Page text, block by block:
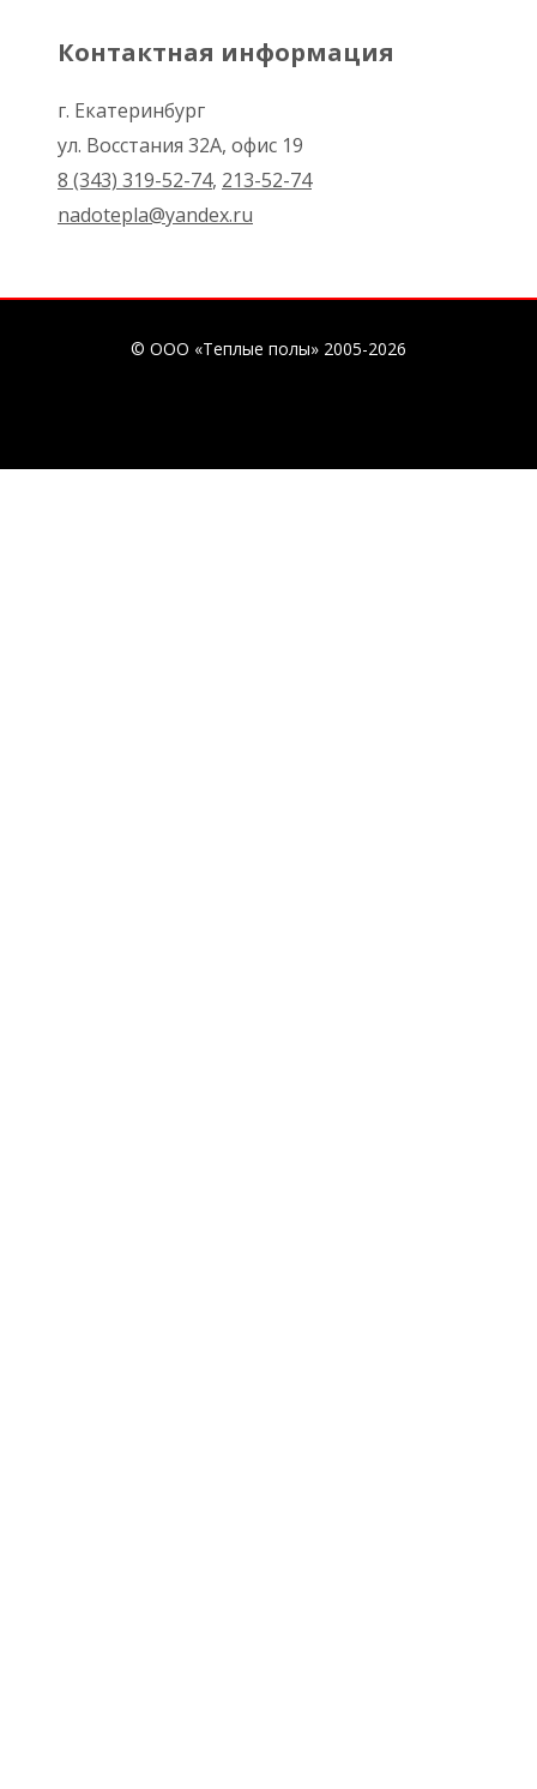
Контактная информация
г. Екатеринбург
ул. Восстания 32А, офис 19
8 (343) 319-52-74, 213-52-74
nadotepla@yandex.ru
© ООО «Теплые полы» 2005-2026